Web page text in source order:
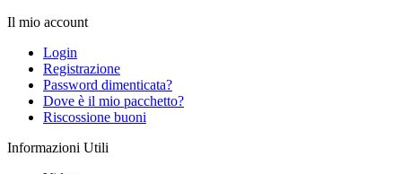
Il mio account
Login
Registrazione
Password dimenticata?
Dove è il mio pacchetto?
Riscossione buoni
Informazioni Utili